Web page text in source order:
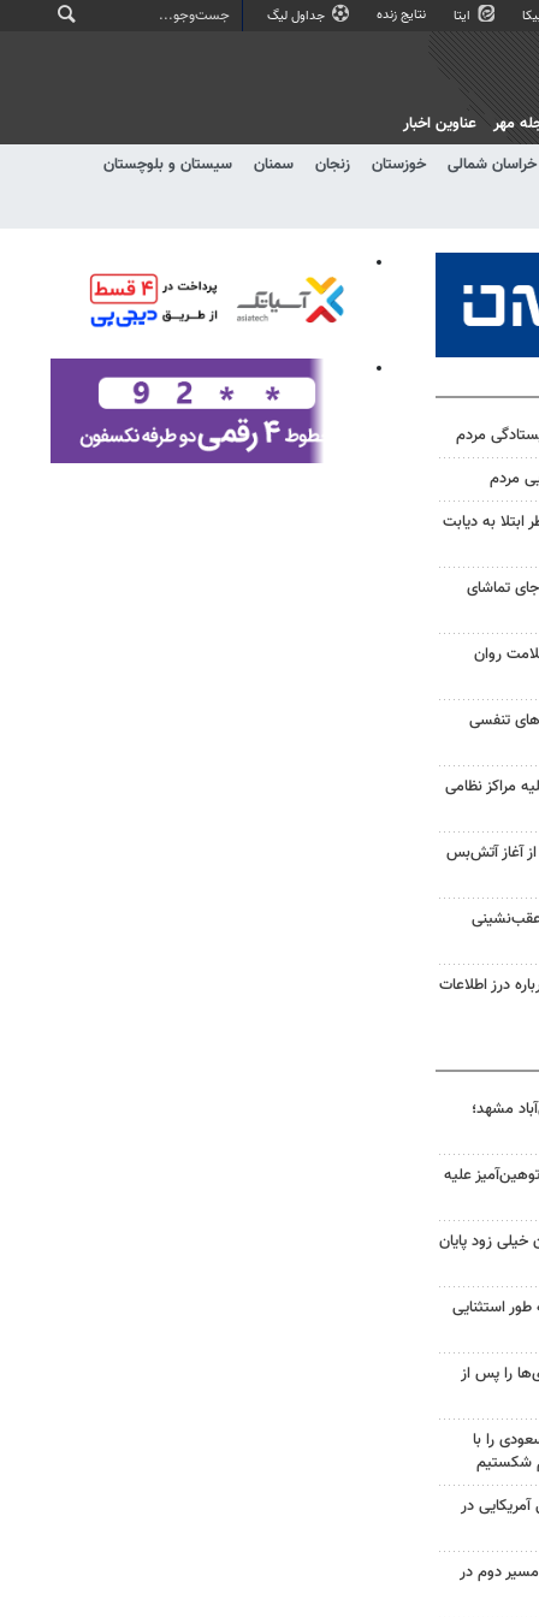
ایتا نتایج زنده جداول لیگ
خراسان شمالی خوزستان زنجان سمنان
سیستان و بلوچستان
مهر عناوین اخبار
مردم
مردم
به دیابت
تماشای
روان
تنفسی
مراکز نظامی
غزه از آغاز آتش‌بس
عقب‌نشینی
درز اطلاعات
مشهد؛
علیه
خیلی زود پایان
طور استثنایی
را پس از
را با
شکستیم
۷۰۰ نظامی آمریکایی در
دوم در